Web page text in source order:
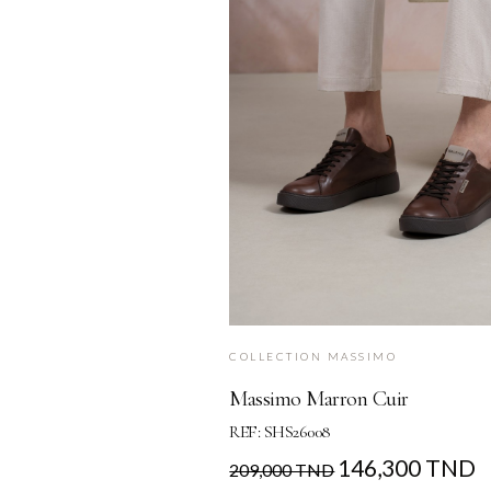
COLLECTION MASSIMO
Massimo Marron Cuir
REF: SHS26008
Prix
209,000 TND Prix
146,300 TND